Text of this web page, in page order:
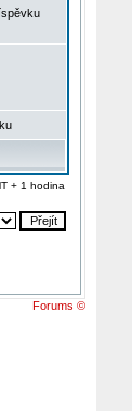
+ 1 hodina
Forums ©